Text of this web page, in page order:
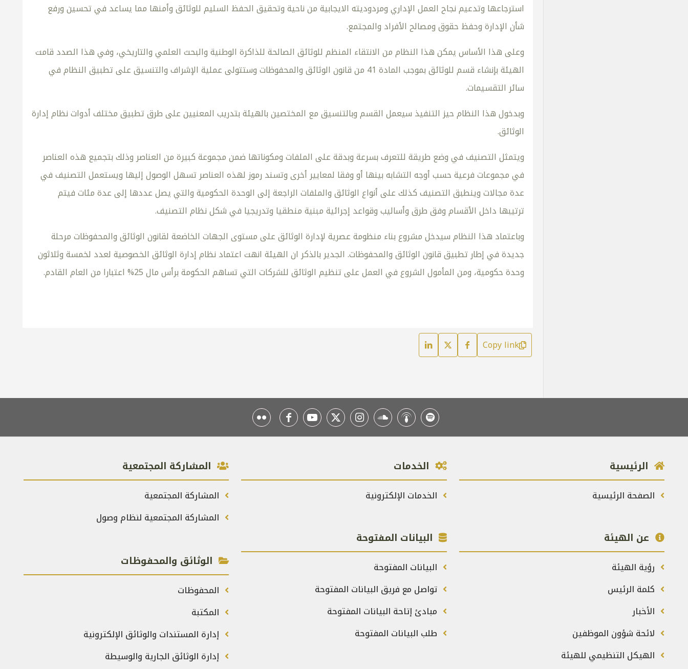
استرجاعها وتدعيم نجاح العمل الإداري ومردوديته الايجابية من ناحية وتحقيق الحفظ السليم للوثائق وأمنها مما يساعد في تحسين ورفع
شأن الإدارة وحفظ حقوق ومصالح الأفراد والمجتمع.
وعلى هذا الأساس يمكن هذا النظام من الانتقاء المنظم للوثائق الصالحة للذاكرة الوطنية والبحث العلمي والتاريخي، وفي هذا الصدد قامت
الهيئة بإنشاء قسم للوثائق بموجب المادة 41 من قانون الوثائق والمحفوظات وستتولى عملية الإشراف والتنسيق على تطبيق النظام في
سائر التقسيمات.
وبدخول هذا النظام حيز التنفيذ سيعمل القسم وبالتنسيق مع المختصين بالهيئة بتدريب المعنيين على طرق تطبيق مختلف أدوات نظام إدارة
الوثائق.
ويتمثل التصنيف في وضع طريقة للتعرف بسرعة وبدقة على الملفات ومكوناتها ضمن مجموعة كبيرة من العناصر وذلك بتجميع هذه العناصر
في مجموعات فرعية حسب أوجه التشابه بينها أو وفقا لمعايير أخرى وتسند رموز لهذه العناصر تسهل الوصول إليها ويستعمل التصنيف في
عدة مجالات وينطبق التصنيف كذلك على أنواع الوثائق والملفات الراجعة إلى الوحدة الحكومية والتي يصل عددها إلى عدة مئات فيتم
ترتيبها داخل الأقسام وفق طرق وأساليب وقواعد إجرائية مبنية منطقيا وتدريجيا في شكل نظام التصنيف.
وباعتماد هذا النظام سيدخل مشروع بناء منظومة عصرية لإدارة الوثائق على مستوى الجهات الخاضعة لقانون الوثائق والمحفوظات مرحلة
جديدة في إطار تطبيق قانون الوثائق والمحفوظات. الجدير بالذكر ان الهيئة انهت اعتماد نظام إدارة الوثائق الخصوصية لعدد لخمسة وثلاثون
وحدة حكومية، ومن المأمول الشروع في العمل على تنظيم الوثائق للشركات التي تساهم الحكومة برأس مال 25% اعتبارا من العام القادم.
Copy link
الرئيسية
الصفحة الرئيسية
عن الهيئة
رؤية الهيئة
كلمة الرئيس
الأخبار
لائحة شؤون الموظفين
الهيكل التنظيمي للهيئة
الخدمات
الخدمات الإلكترونية
البيانات المفتوحة
البيانات المفتوحة
تواصل مع فريق البيانات المفتوحة
مبادئ إتاحة البيانات المفتوحة
طلب البيانات المفتوحة
المشاركة المجتمعية
المشاركة المجتمعية
المشاركة المجتمعية لنظام وصول
الوثائق والمحفوظات
المحفوظات
المكتبة
إدارة المستندات والوثائق الإلكترونية
إدارة الوثائق الجارية والوسيطة